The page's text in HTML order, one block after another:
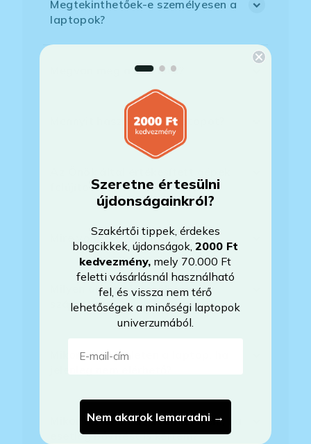
Megtekinthetőek-e személyesen a
laptopok?
Megvan még a készülék?
Mennyit használták a laptopot?
felújítottak?
Mire vonatkozik a garancia?
Milyen akkumulátorállapotra
számíthatok?
Mikor lesz készleten a laptop, ha
Mikor vehetem át a rendelésem, ha
esetleg bővítést is kértem?
Szeretne értesülni
újdonságainkról?
Szakértői tippek, érdekes
blogcikkek, újdonságok,2000 Ft
kedvezmény, mely 70.000 Ft
feletti vásárlásnál használható
fel, és vissza nem térő
lehetőségek a minőségi laptopok
univerzumából.
Nem akarok lemaradni →